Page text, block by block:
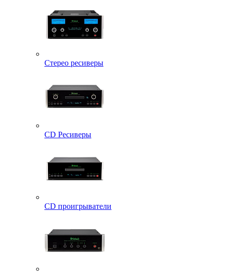
Стерео ресиверы
CD Ресиверы
CD проигрыватели